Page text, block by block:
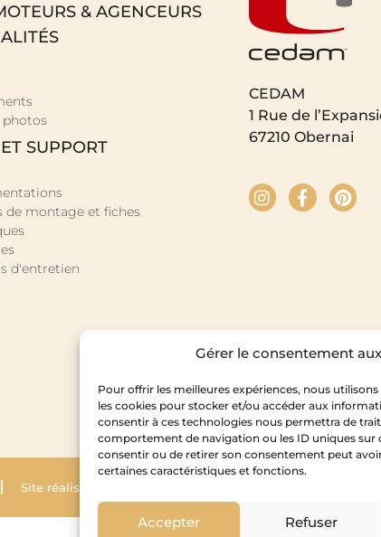
Gérer le consentement
Pour offrir les meilleures expériences, nous
les cookies pour stocker et/ou accéder aux
consentir à ces technologies nous permettra de
comportement de navigation ou les ID uniques sur
consentir ou de retirer son consentement peut
certaines caractéristiques et fonctions.
Accepter Refuser
& AGENCEURS
photos
SUPPORT
de montage et fiches
d'entretien
CEDAM
1 Rue de
67210 Obernai
Site réalisé par Krysalidesign